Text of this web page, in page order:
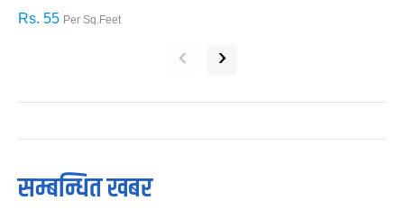
Rs. 55 Per Sq.Feet
‹ ›
सम्बन्धित खबर